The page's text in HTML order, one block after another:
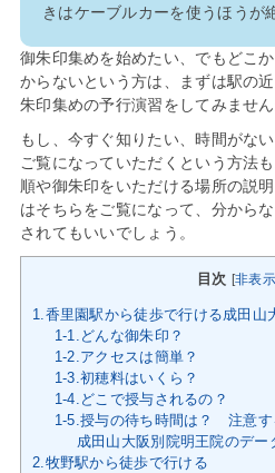
きはケーブルカーを使うほうが
御朱印集めを始めたい、でもどこ
からないという方は、まずは駅の
朱印集めの予行演習をしてみません
もし、今すぐ知りたい、時間がな
ご覧になっていただくという方法
順や御朱印をいただける場所の説
はそちらをご覧になって、分から
されてもいいでしょう。
目次 [非表示
1.香里園駅から徒歩で行ける成田山
1-1.どんな御朱印？
1-2.アクセスは簡単？
1-3.初穂料はいくら？
1-4.どこで授与されるの？
1-5.授与の待ち時間は？ 注意す
成田山大阪別院明王院のデー
2.牧野駅から徒歩で行ける